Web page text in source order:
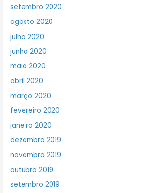
setembro 2020
agosto 2020
julho 2020
junho 2020
maio 2020
abril 2020
março 2020
fevereiro 2020
janeiro 2020
dezembro 2019
novembro 2019
outubro 2019
setembro 2019